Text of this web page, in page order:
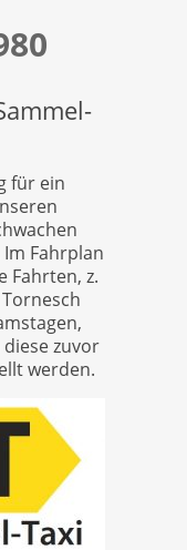
für ein
Fahrplan
Fahrten, z.
zuvor
werden.